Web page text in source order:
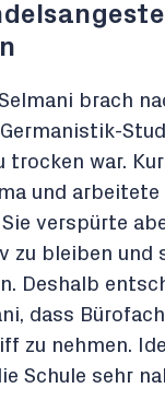
brach
trocken war.
und
verspürte
zu bleiben und
Deshalb
dass
zu nehmen.
Schule sehr